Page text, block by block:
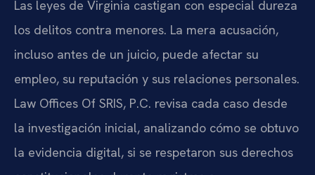
Las leyes de Virginia castigan con especial dureza
los delitos contra menores. La mera acusación,
incluso antes de un juicio, puede afectar su
empleo, su reputación y sus relaciones personales.
Law Offices Of SRIS, P.C. revisa cada caso desde
la investigación inicial, analizando cómo se obtuvo
la evidencia digital, si se respetaron sus derechos